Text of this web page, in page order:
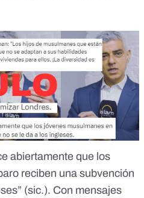
abiertamente que los
reciben una subvención
(sic.). Con mensajes